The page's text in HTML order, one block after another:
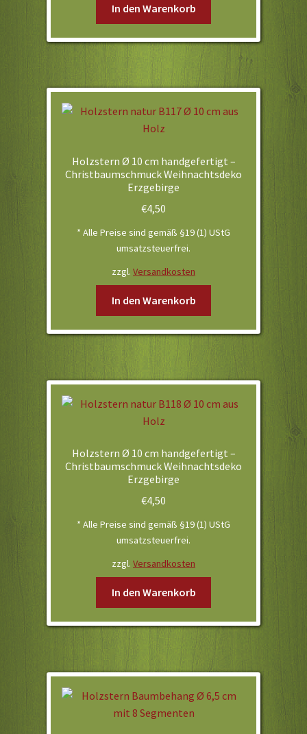
In den Warenkorb
Holzstern Ø 10 cm handgefertigt –
Christbaumschmuck Weihnachtsdeko
Erzgebirge
€4,50
* Alle Preise sind gemäß §19 (1) UStG
umsatzsteuerfrei.
zzgl. Versandkosten
In den Warenkorb
Holzstern Ø 10 cm handgefertigt –
Christbaumschmuck Weihnachtsdeko
Erzgebirge
€4,50
* Alle Preise sind gemäß §19 (1) UStG
umsatzsteuerfrei.
zzgl. Versandkosten
In den Warenkorb